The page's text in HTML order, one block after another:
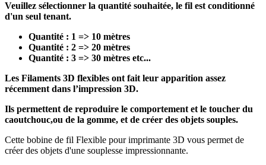
Veuillez sélectionner la quantité souhaitée, le fil est conditionné
d'un seul tenant.
Quantité : 1 => 10 mètres
Quantité : 2 => 20 mètres
Quantité : 3 => 30 mètres etc...
Les Filaments 3D flexibles ont fait leur apparition assez
récemment dans l’impression 3D.
Ils permettent de reproduire le comportement et le toucher du
caoutchouc,ou de la gomme, et de créer des objets souples.
Cette bobine de fil Flexible pour imprimante 3D vous permet de
créer des objets d'une souplesse impressionnante.